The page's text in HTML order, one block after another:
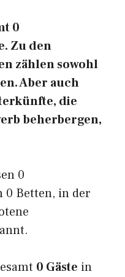
0
Zu den
zählen sowohl
Aber auch
die
beherbergen,
0
0 Betten, in der
0 Gäste in